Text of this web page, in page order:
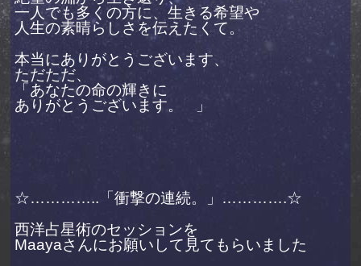
一人でも多くの方に、生きる希望や
人生の素晴らしさを伝えたくて。
本当にありがとうございます、
ただただ、
「あなたの命の輝きに
ありがとうございます。
」
☆…………..「衝撃の連続。」………….☆
西洋占星術のセッションを
Maayaさんにお願いして見てもらいました